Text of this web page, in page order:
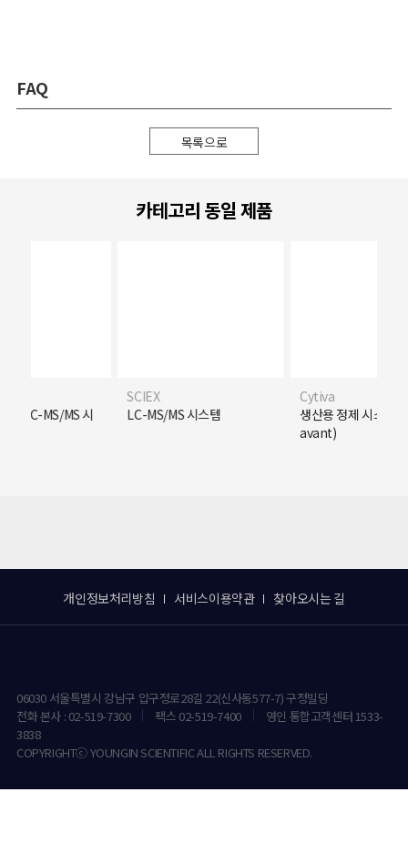
FAQ
목록으로
카테고리 동일 제품
LC-MS/MS 시
SCIEX
LC-MS/MS 시스템
Cytiva
생산용 정제 시스템
avant)
개인정보처리방침 서비스이용약관 찾아오시는 길
06030 서울특별시 강남구 압구정로28길 22(신사동577-7) 구정빌딩
전화 본사 : 02-519-7300
팩스 02-519-7400
영인 통합고객센터 1533-
3838
COPYRIGHTⓒ YOUNGIN SCIENTIFIC ALL RIGHTS RESERVED.